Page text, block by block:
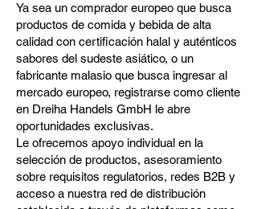
Ya sea un comprador europeo que busca
productos de comida y bebida de alta
calidad con certificación halal y auténticos
sabores del sudeste asiático, o un
fabricante malasio que busca ingresar al
mercado europeo, registrarse como cliente
en Dreiha Handels GmbH le abre
oportunidades exclusivas.
Le ofrecemos apoyo individual en la
selección de productos, asesoramiento
sobre requisitos regulatorios, redes B2B y
acceso a nuestra red de distribución